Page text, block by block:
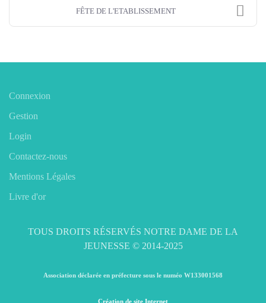
FÊTE DE L'ETABLISSEMENT
Connexion
Gestion
Login
Contactez-nous
Mentions Légales
Livre d'or
TOUS DROITS RÉSERVÉS NOTRE DAME DE LA
JEUNESSE © 2014-2025
Association déclarée en préfecture sous le numéo W133001568
Création de site Internet